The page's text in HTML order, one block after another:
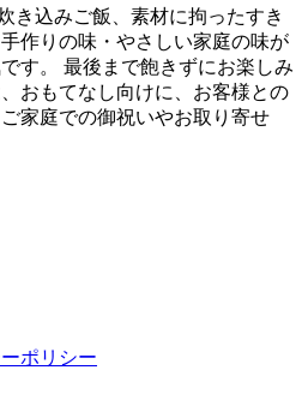
き込みご飯、素材に拘ったすき
作りの味・やさしい家庭の味が
す。 最後まで飽きずにお楽しみ
おもてなし向けに、お客様との
家庭での御祝いやお取り寄せ
ポリシー